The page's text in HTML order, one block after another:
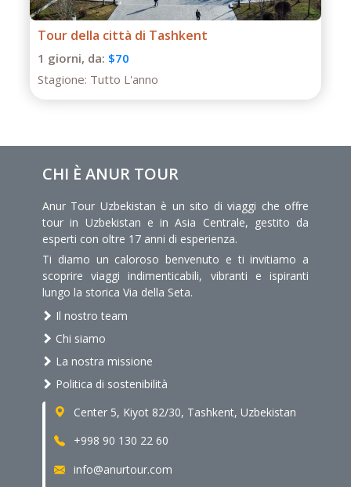
Tour di un giorno a Termiz
1 giorni, da: $50
Stagione: Tutto L'anno
CHI È ANUR TOUR
Anur Tour Uzbekistan è un sito di viaggi che offre
tour in Uzbekistan e in Asia Centrale, gestito da
esperti con oltre 17 anni di esperienza.
Ti diamo un caloroso benvenuto e ti invitiamo a
scoprire viaggi indimenticabili, vibranti e ispiranti
lungo la storica Via della Seta.
Il nostro team
Chi siamo
La nostra missione
Politica di sostenibilità
Center 5, Kiyot 82/30, Tashkent, Uzbekistan
+998 90 130 22 60
info@anurtour.com